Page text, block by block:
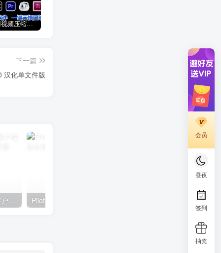
6款超好用视频压缩软件推荐，教你如何一键压缩视频，没有画质损失，再也不用担心硬盘爆掉了！
下一篇
汉化单文件版
BiglyBT(开源免费BT种子客户端 ) v4.0.0.0 官方中文版 PilotEdit Lite20.6.0 绿色精简版 TextGO(文本处理工具)
会员
昼夜
签到
抽奖